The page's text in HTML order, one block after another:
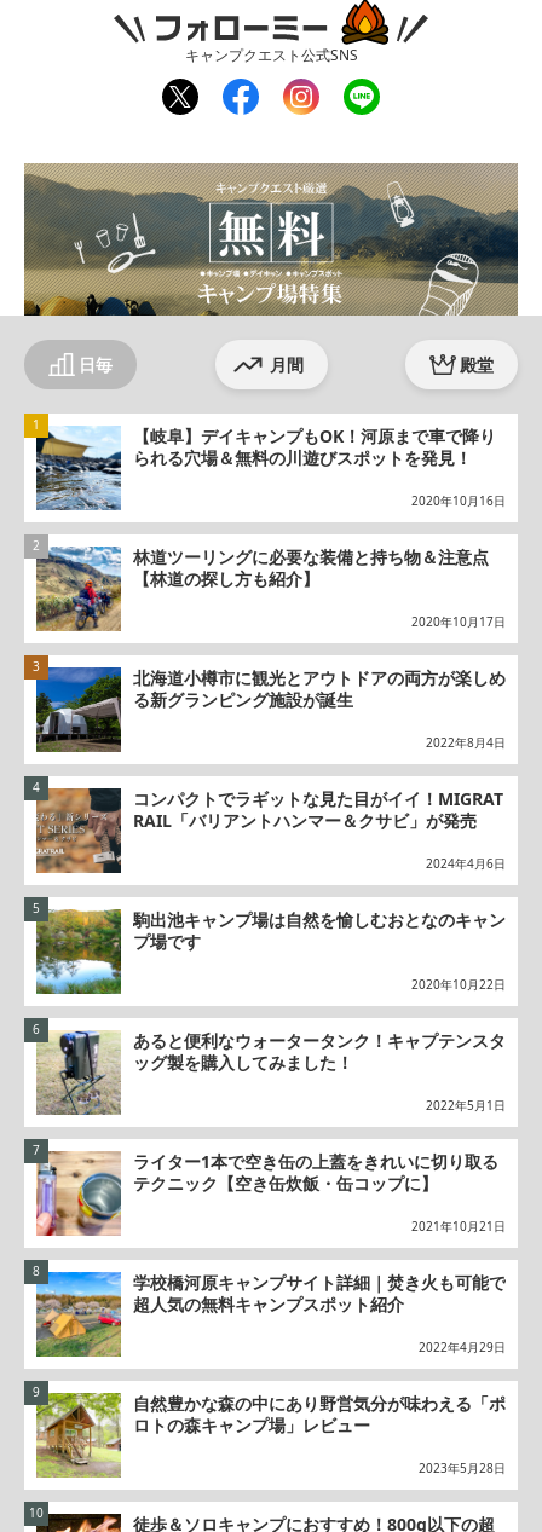
フォローミー
キャンプクエスト公式SNS
twit
ter
fac
ebo
inst
agr
line
日毎 月間 殿堂
【岐阜】デイキャンプもOK！河原まで車で降り
られる穴場＆無料の川遊びスポットを発見！
2020年10月16日
林道ツーリングに必要な装備と持ち物＆注意点
【林道の探し方も紹介】
2020年10月17日
北海道小樽市に観光とアウトドアの両方が楽しめ
る新グランピング施設が誕生
2022年8月4日
コンパクトでラギットな見た目がイイ！MIGRAT
RAIL「バリアントハンマー＆クサビ」が発売
2024年4月6日
駒出池キャンプ場は自然を愉しむおとなのキャン
プ場です
2020年10月22日
あると便利なウォータータンク！キャプテンスタ
ッグ製を購入してみました！
2022年5月1日
ライター1本で空き缶の上蓋をきれいに切り取る
テクニック【空き缶炊飯・缶コップに】
2021年10月21日
学校橋河原キャンプサイト詳細｜焚き火も可能で
超人気の無料キャンプスポット紹介
2022年4月29日
自然豊かな森の中にあり野営気分が味わえる「ポ
ロトの森キャンプ場」レビュー
2023年5月28日
徒歩＆ソロキャンプにおすすめ！800g以下の超